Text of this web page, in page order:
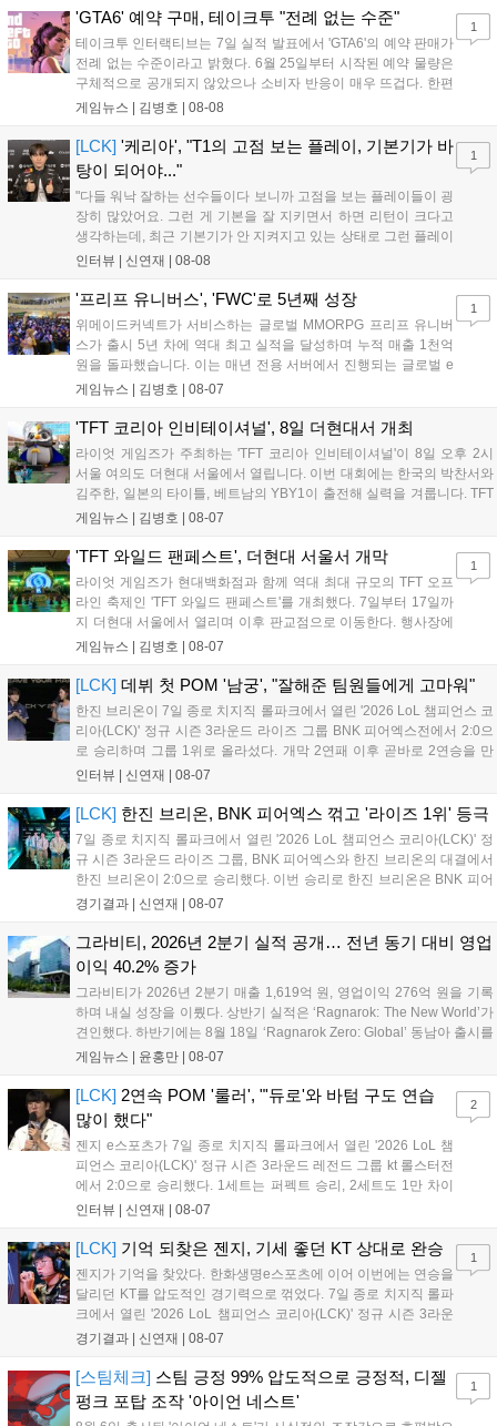
산의 영웅들 업데이트를 통해 정식 출시될 예정이다....
'GTA6' 예약 구매, 테이크투 "전례 없는 수준"
테이크투 인터랙티브는 7일 실적 발표에서 'GTA6'의 예약 판매가
전례 없는 수준이라고 밝혔다. 6월 25일부터 시작된 예약 물량은
구체적으로 공개되지 않았으나 소비자 반응이 매우 뜨겁다. 한편
11월 19일 PS5와 Xbox 시리즈 X|S로 정식 출시될 예정이며, 록
상 'Grand Theft Auto VI: An Extended Look'을 최초 공개할 계획
이다....
게임뉴스 | 김병호 08-08
1
[LCK] '케리아', "T1의 고점 보는 플레이, 기본기가 바
탕이 되어야..."
"다들 워낙 잘하는 선수들이다 보니까 고점을 보는 플레이들이 굉
장히 많았어요. 그런 게 기본을 잘 지키면서 하면 리턴이 크다고
생각하는데, 최근 기본기가 안 지켜지고 있는 상태로 그런 플레이
를 추구하다 보니까 팀적으로 안 좋은 사고가 계속 많이 났던 것
LoL 챔피언스 코리아(LCK)'...
인터뷰 | 신연재 08-08
1
'프리프 유니버스', 'FWC'로 5년째 성장
위메이드커넥트가 서비스하는 글로벌 MMORPG 프리프 유니버
스가 출시 5년 차에 역대 최고 실적을 달성하며 누적 매출 1천억
원을 돌파했습니다. 이는 매년 전용 서버에서 진행되는 글로벌 e
스포츠 대회 FWC의 영향이 큽니다. FWC는 이용자가 동일한 조
은 전년 대비 매출과 이용자 지표가 대폭 상승하는 성과를 냈습니
다. 오는 10월 필리핀 마닐라에서 총상금 11만 달러 규모의 제4회
FWC 그랜드 파이널이 개최될 예정이며, 위메이드커넥트는 이를
통해 커뮤니티 중심의 장기 성장 모델을 지속할 방침입니다....
게임뉴스 | 김병호 08-07
1
'TFT 코리아 인비테이셔널', 8일 더현대서 개최
라이엇 게임즈가 주최하는 'TFT 코리아 인비테이셔널'이 8일 오후 2시
서울 여의도 더현대 서울에서 열립니다. 이번 대회에는 한국의 박찬서와
김주한, 일본의 타이틀, 베트남의 YBY1이 출전해 실력을 겨룹니다. TFT
는 소속팀 없이 개인 자격으로 참가하는 독특한 대회 구조를 가지며, 누
17일까지 이어지는 이번 행사는 신규 세트 체험과 공연 등 다양한 즐길
거리를 제공하며, 이후 현대백화점 판교점에서도 행사가 이어질 예정입
니다. 연말에는 라스베이거스 오픈이 개최됩니다....
게임뉴스 | 김병호 08-07
'TFT 와일드 팬페스트', 더현대 서울서 개막
라이엇 게임즈가 현대백화점과 함께 역대 최대 규모의 TFT 오프
라인 축제인 'TFT 와일드 팬페스트'를 개최했다. 7일부터 17일까
지 더현대 서울에서 열리며 이후 판교점으로 이동한다. 행사장에
는 체험, 스페셜, 무대 존이 마련됐으며 8일 오후 2시 인비테이셔
연 등 다채로운 일정이 준비되어 있다. 사전 예약은 조기 마감될
만큼 큰 인기를 끌고 있다....
게임뉴스 | 김병호 08-07
1
[LCK] 데뷔 첫 POM '남궁', "잘해준 팀원들에게 고마워"
한진 브리온이 7일 종로 치지직 롤파크에서 열린 '2026 LoL 챔피언스 코
리아(LCK)' 정규 시즌 3라운드 라이즈 그룹 BNK 피어엑스전에서 2:0으
로 승리하며 그룹 1위로 올라섰다. 개막 2연패 이후 곧바로 2연승을 만
들어내면서 이어질 4라운드에 대한 기대감을 올렸다. 다음은 이날 데뷔
인터뷰 | 신연재 08-07
[LCK] 한진 브리온, BNK 피어엑스 꺾고 '라이즈 1위' 등극
7일 종로 치지직 롤파크에서 열린 '2026 LoL 챔피언스 코리아(LCK)' 정
규 시즌 3라운드 라이즈 그룹, BNK 피어엑스와 한진 브리온의 대결에서
한진 브리온이 2:0으로 승리했다. 이번 승리로 한진 브리온은 BNK 피어
엑스를 제치고 라이즈 그룹 1위로 올라섰다. 1세트, 한진 브리온이 '로머'
경기결과 | 신연재 08-07
그라비티, 2026년 2분기 실적 공개… 전년 동기 대비 영업
이익 40.2% 증가
그라비티가 2026년 2분기 매출 1,619억 원, 영업이익 276억 원을 기록
하며 내실 성장을 이뤘다. 상반기 실적은 ‘Ragnarok: The New World’가
견인했다. 하반기에는 8월 18일 ‘Ragnarok Zero: Global’ 동남아 출시를
시작으로 9월 3일 ‘달려라 헤베레케 EX’, 9월 22일 ‘갈바테인’ 등 다양한
이’ 출시가 예정돼 있으며, 2027년에는 ‘Ragnarok 3’ 등 대작을 글로벌
출시할 계획이다. 그라비티는 조인트벤처 설립과 라그나로크 에코 시스
템 구축을 통해 신성장 동력을 확보할 방침이다....
게임뉴스 | 윤홍만 08-07
[LCK] 2연속 POM '룰러', "'듀로'와 바텀 구도 연습
많이 했다"
젠지 e스포츠가 7일 종로 치지직 롤파크에서 열린 '2026 LoL 챔
피언스 코리아(LCK)' 정규 시즌 3라운드 레전드 그룹 kt 롤스터전
에서 2:0으로 승리했다. 1세트는 퍼펙트 승리, 2세트도 1만 차이
를 벌리며 25분 만에 승리하면서 말 그대로 압도적인 경기력을 선
하며 POM에 선정됐...
인터뷰 | 신연재 08-07
2
[LCK] 기억 되찾은 젠지, 기세 좋던 KT 상대로 완승
젠지가 기억을 찾았다. 한화생명e스포츠에 이어 이번에는 연승을
달리던 KT를 압도적인 경기력으로 꺾었다. 7일 종로 치지직 롤파
크에서 열린 '2026 LoL 챔피언스 코리아(LCK)' 정규 시즌 3라운
드 레전드 그룹, kt 롤스터와 젠지 e스포츠의 대결에서 젠지가 압
기억을 되찾기라도 한 듯 1,...
경기결과 | 신연재 08-07
1
[스팀체크] 스팀 긍정 99% 압도적으로 긍정적, 디젤
펑크 포탑 조작 '아이언 네스트'
1